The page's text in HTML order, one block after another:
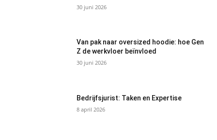
30 juni 2026
Van pak naar oversized hoodie: hoe Gen
Z de werkvloer beïnvloed
30 juni 2026
Bedrijfsjurist: Taken en Expertise
8 april 2026